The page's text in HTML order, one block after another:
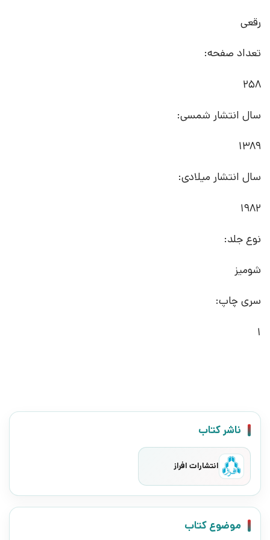
رقعی
تعداد صفحه:
258
سال انتشار شمسی:
1389
سال انتشار میلادی:
1982
نوع جلد:
شومیز
سری چاپ:
1
ناشر کتاب
انتشارات افراز
موضوع کتاب